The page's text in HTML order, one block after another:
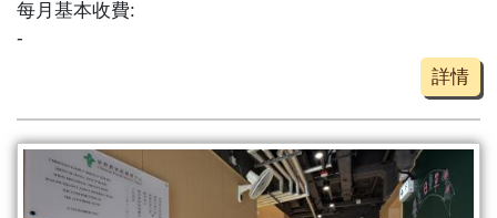
每月基本收費:
-
詳情